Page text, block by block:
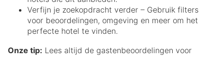
Verfijn je zoekopdracht verder – Gebruik filters
voor beoordelingen, omgeving en meer om het
perfecte hotel te vinden.
Onze tip: Lees altijd de gastenbeoordelingen voor